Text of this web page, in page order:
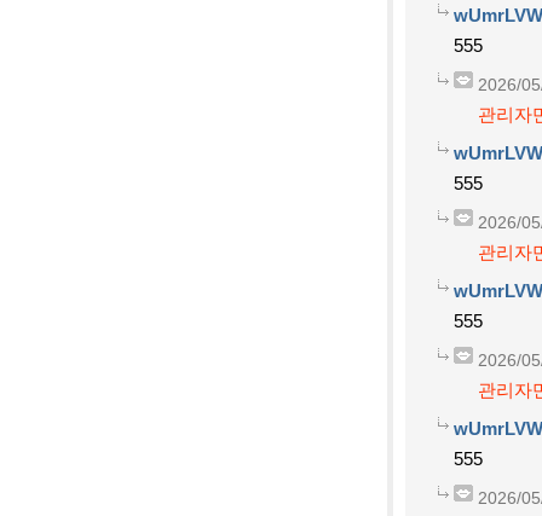
555
2026/
관리자
555
2026/
관리자
555
2026/
관리자
555
2026/